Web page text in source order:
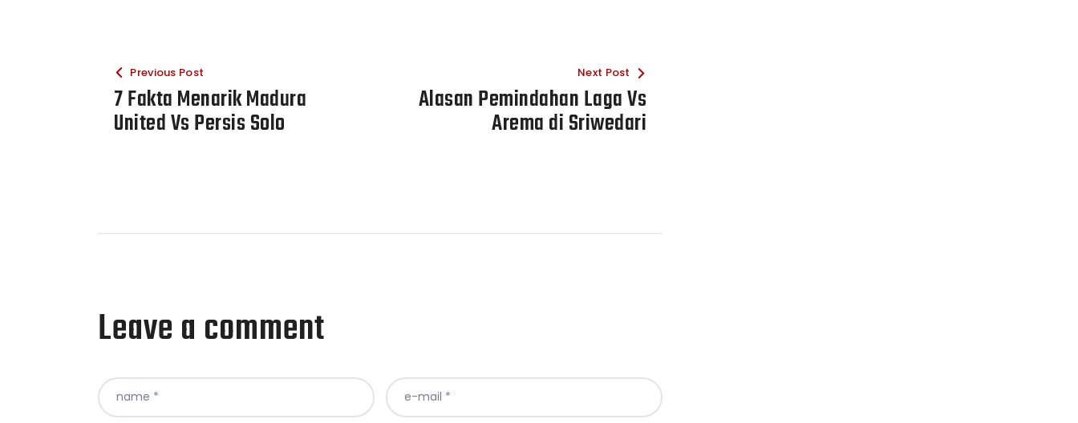
Previous Post
7 Fakta Menarik Madura
United Vs Persis Solo
Next Post
Alasan Pemindahan Laga Vs
Arema di Sriwedari
Leave a comment